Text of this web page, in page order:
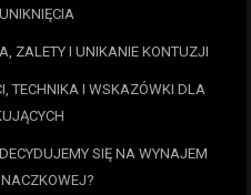
ZALETY I UNIKANIE KONTUZJI
TECHNIKA I WSKAZÓWKI DLA
SIĘ NA WYNAJEM